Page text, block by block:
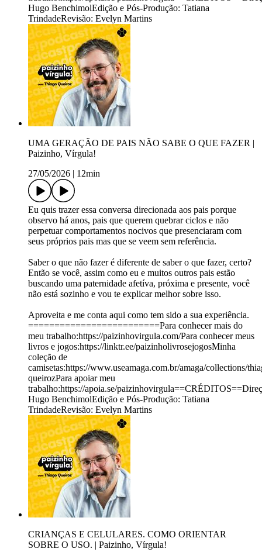
Hugo BenchimolEdição e Pós-Produção: Tatiana
TrindadeRevisão: Evelyn Martins
UMA GERAÇÃO DE PAIS NÃO SABE O QUE FAZER |
Paizinho, Vírgula!
27/05/2026
12min
Eu quis trazer essa conversa direcionada aos pais porque
observo há anos, pais que querem quebrar ciclos e não
perpetuar comportamentos nocivos que presenciaram com
seus próprios pais mas que se veem sem referência.
Saber o que não fazer é diferente de saber o que fazer, certo?
Então se você, assim como eu e muitos outros pais estão
buscando uma paternidade afetíva, próxima e presente, você
não está sozinho e vou te explicar melhor sobre isso.
Aproveita e me conta aqui como tem sido a sua experiência.
=========================Para conhecer mais do
meu trabalho:https://paizinhovirgula.com/Para conhecer meus
livros e jogos:https://linktr.ee/paizinholivrosejogosMinha
coleção de
camisetas:https://www.useamaga.com.br/amaga/collections/
queirozPara apoiar meu
trabalho:https://apoia.se/
Hugo BenchimolEdição e Pós-Produção: Tatiana
TrindadeRevisão: Evelyn Martins
CRIANÇAS E CELULARES. COMO ORIENTAR
SOBRE O USO. | Paizinho, Vírgula!